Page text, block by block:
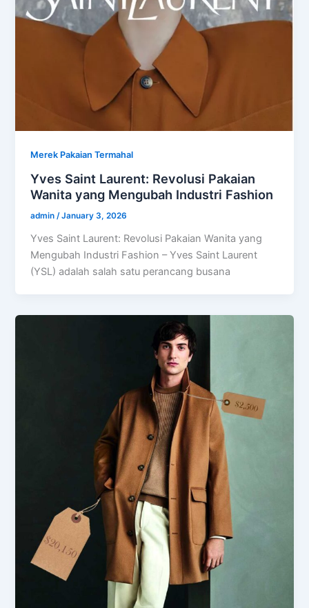
Merek Pakaian Termahal
Yves Saint Laurent: Revolusi Pakaian
Wanita yang Mengubah Industri Fashion
admin /January 3, 2026
Yves Saint Laurent: Revolusi Pakaian Wanita yang
Mengubah Industri Fashion – Yves Saint Laurent
(YSL) adalah salah satu perancang busana